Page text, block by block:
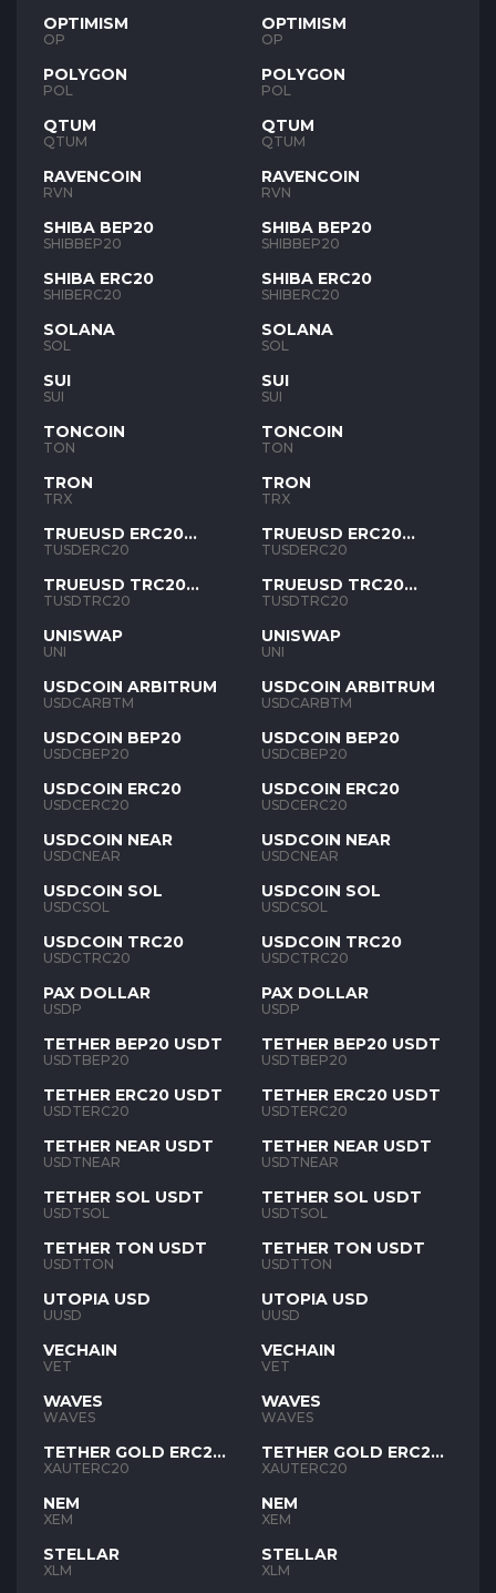
OPTIMISM
OP
POLYGON
POL
QTUM
QTUM
RAVENCOIN
RVN
SHIBA BEP20
SHIBBEP20
SHIBA ERC20
SHIBERC20
SOLANA
SOL
SUI
SUI
TONCOIN
TON
TRON
TRX
TRUEUSD ERC20
TUSD
TUSDERC20
TRUEUSD TRC20
TUSD
TUSDTRC20
UNISWAP
UNI
USDCOIN ARBITRUM
USDCARBTM
USDCOIN BEP20
USDCBEP20
USDCOIN ERC20
USDCERC20
USDCOIN NEAR
USDCNEAR
USDCOIN SOL
USDCSOL
USDCOIN TRC20
USDCTRC20
PAX DOLLAR
USDP
TETHER BEP20 USDT
USDTBEP20
TETHER ERC20 USDT
USDTERC20
TETHER NEAR USDT
USDTNEAR
TETHER SOL USDT
USDTSOL
TETHER TON USDT
USDTTON
UTOPIA USD
UUSD
VECHAIN
VET
WAVES
WAVES
TETHER GOLD ERC20
XAUT
XAUTERC20
NEM
XEM
STELLAR
XLM
OPTIMISM
OP
POLYGON
POL
QTUM
QTUM
RAVENCOIN
RVN
SHIBA BEP20
SHIBBEP20
SHIBA ERC20
SHIBERC20
SOLANA
SOL
SUI
SUI
TONCOIN
TON
TRON
TRX
TRUEUSD ERC20
TUSD
TUSDERC20
TRUEUSD TRC20
TUSD
TUSDTRC20
UNISWAP
UNI
USDCOIN ARBITRUM
USDCARBTM
USDCOIN BEP20
USDCBEP20
USDCOIN ERC20
USDCERC20
USDCOIN NEAR
USDCNEAR
USDCOIN SOL
USDCSOL
USDCOIN TRC20
USDCTRC20
PAX DOLLAR
USDP
TETHER BEP20 USDT
USDTBEP20
TETHER ERC20 USDT
USDTERC20
TETHER NEAR USDT
USDTNEAR
TETHER SOL USDT
USDTSOL
TETHER TON USDT
USDTTON
UTOPIA USD
UUSD
VECHAIN
VET
WAVES
WAVES
TETHER GOLD ERC20
XAUT
XAUTERC20
NEM
XEM
STELLAR
XLM